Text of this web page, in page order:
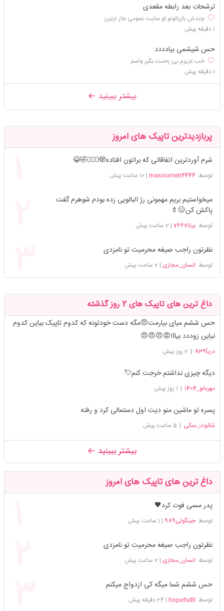
ترشحات بعد رابطه مقعدی
چندش بازیاتونو تو سایت عمومی جار نزنین
1 دقیقه پیش
حس شیشمی بیادددد
خب عزیزم بی زحمت بگیر واسم
1 دقیقه پیش
بیشتر ببینید
پربازدیدترین تاپیک های امروز
شرم آوردترین اتفاقاتی که براتون افتاده🫣🤦🏻‍♀️🤣😂
توسطmasoumeh4444
| 10 ساعت پیش
میخواستیم بریم مهمونی رژ البالویی زده بودم شوهرم گفت
پاکش کن😑💄
توسطبیتا7667 | 2 ساعت پیش
نظرتون راجب صیغه محرمیت تو نامزدی
توسط انسان_مجازی | 2 ساعت پیش
داغ ترین های تاپیک های 2 روز گذشته
حس ششم میای بیارمت😠مگه دست خودتونه که کدوم تاپیک بیاین کدوم
نیاین زوددد بیااا😡😠😠😠
دریآ839 | 2 روز پیش
دیگه چیزی نداشتم خرجت کنم💘
مهربانو_1404 | 1 روز پیش
پسره تو ماشین منو دیت اول دستمالی کرد و رفته
شاتوت_نمکی | 5 ساعت پیش
بیشتر ببینید
داغ ترین های تاپیک های امروز
پدر مسی فوت کرد🖤
توسطجینگولی989 | 1 ساعت پیش
نظرتون راجب صیغه محرمیت تو نامزدی
توسط انسان_مجازی | 2 ساعت پیش
حس ششم شما میگه کی ازدواج میکنم
توسط hopefullll
|24 دقیقه پیش